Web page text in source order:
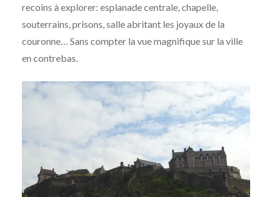
recoins à explorer: esplanade centrale, chapelle,
souterrains, prisons, salle abritant les joyaux de la
couronne… Sans compter la vue magnifique sur la ville
en contrebas.